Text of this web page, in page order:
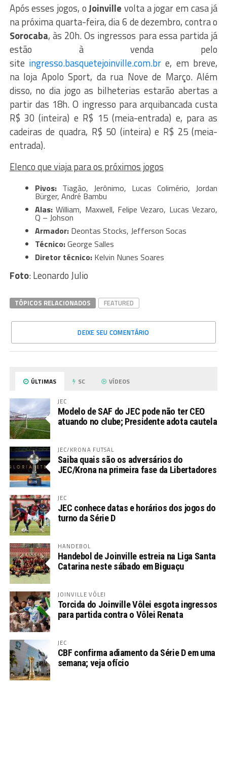
Após esses jogos, oJoinville volta a jogar em casa já
na próxima quarta-feira, dia 6 de dezembro, contra o
Sorocaba, às 20h. Os ingressos para essa partida já
estão à venda pelo
site ingresso.basquetejoinville.com.br e, em breve,
na loja Apolo Sport, da rua Nove de Março. Além
disso, no dia jogo as bilheterias estarão abertas a
partir das 18h. O ingresso para arquibancada custa
R$ 30 (inteira) e R$ 15 (meia-entrada) e, para as
cadeiras de quadra, R$ 50 (inteira) e R$ 25 (meia-
entrada).
Elenco que viaja para os próximos jogos
Pivos:Tiagão, Jerônimo, Lucas Colimério, Jordan
Bürger, André Bambu
Alas:William, Maxwell, Felipe Vezaro, Lucas Vezaro,
Q – Johson
Armador:Deontas Stocks, Jefferson Socas
Técnico:George Salles
Diretor técnico:Kelvin Nunes Soares
Foto: Leonardo Julio
TÓPICOS RELACIONADOS FEATURED
DEIXE SEU COMENTÁRIO
ÚLTIMAS SC VÍDEOS
JEC
Modelo de SAF do JEC pode não ter CEO
atuando no clube; Presidente adota cautela
JEC/KRONA FUTSAL
Saiba quais são os adversários do
JEC/Krona na primeira fase da Libertadores
JEC
JEC conhece datas e horários dos jogos do
turno da Série D
HANDEBOL
Handebol de Joinville estreia na Liga Santa
Catarina neste sábado em Biguaçu
JOINVILLE VÔLEI
Torcida do Joinville Vôlei esgota ingressos
para partida contra o Vôlei Renata
JEC
CBF confirma adiamento da Série D em uma
semana; veja ofício